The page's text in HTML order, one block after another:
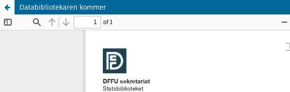
Databibliotekaren kommer